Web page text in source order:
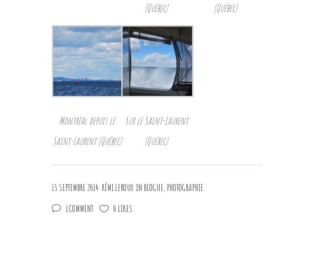
(Québec)
(Québec)
Montréal depuis le
Saint-Laurent (Québec)
Sur le Saint-Laurent
(Québec)
13 SEPTEMBRE 2014 RÉMI LEROUX IN BLOGUE PHOTOGRAPHIE
1 COMMENT
0 LIKES